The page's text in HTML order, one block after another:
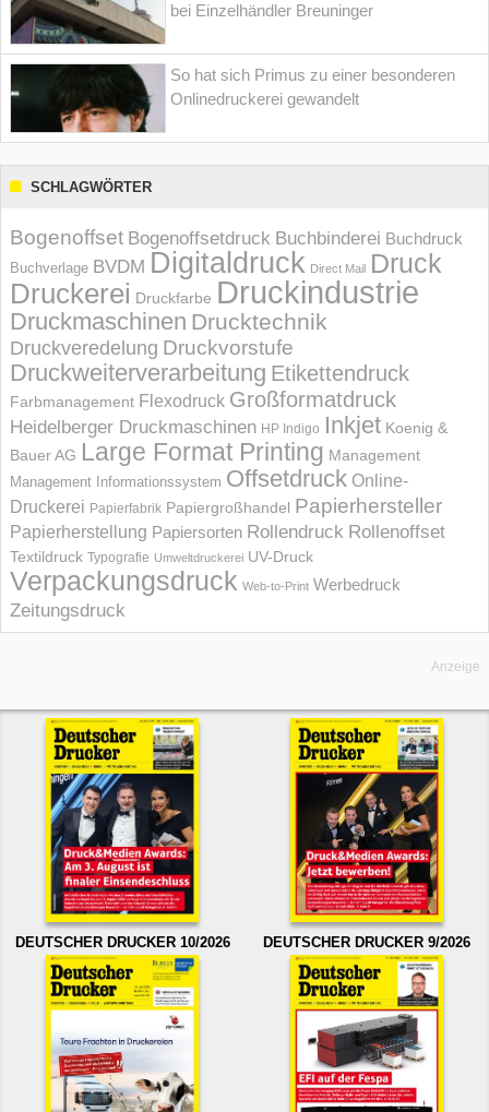
bei Einzelhändler Breuninger
So hat sich Primus zu einer besonderen
Onlinedruckerei gewandelt
SCHLAGWÖRTER
Bogenoffset Bogenoffsetdruck Buchbinderei Buchdruck
Buchverlage BVDM Digitaldruck Direct Mail Druck
Druckerei Druckfarbe Druckindustrie
Druckmaschinen Drucktechnik
Druckveredelung Druckvorstufe
Druckweiterverarbeitung Etikettendruck
Farbmanagement Flexodruck Großformatdruck
Heidelberger Druckmaschinen HP Indigo Inkjet Koenig &
Bauer AG Large Format Printing Management
Management Informations­system Offsetdruck Online-
Druckerei Papierfabrik Papiergroßhandel Papierhersteller
Papierherstellung Papiersorten Rollendruck Rollenoffset
Textildruck Typografie Umweltdruckerei UV-Druck
Verpackungsdruck Web-to-Print Werbedruck
Zeitungsdruck
Anzeige
DEUTSCHER DRUCKER 10/2026 DEUTSCHER DRUCKER 9/2026